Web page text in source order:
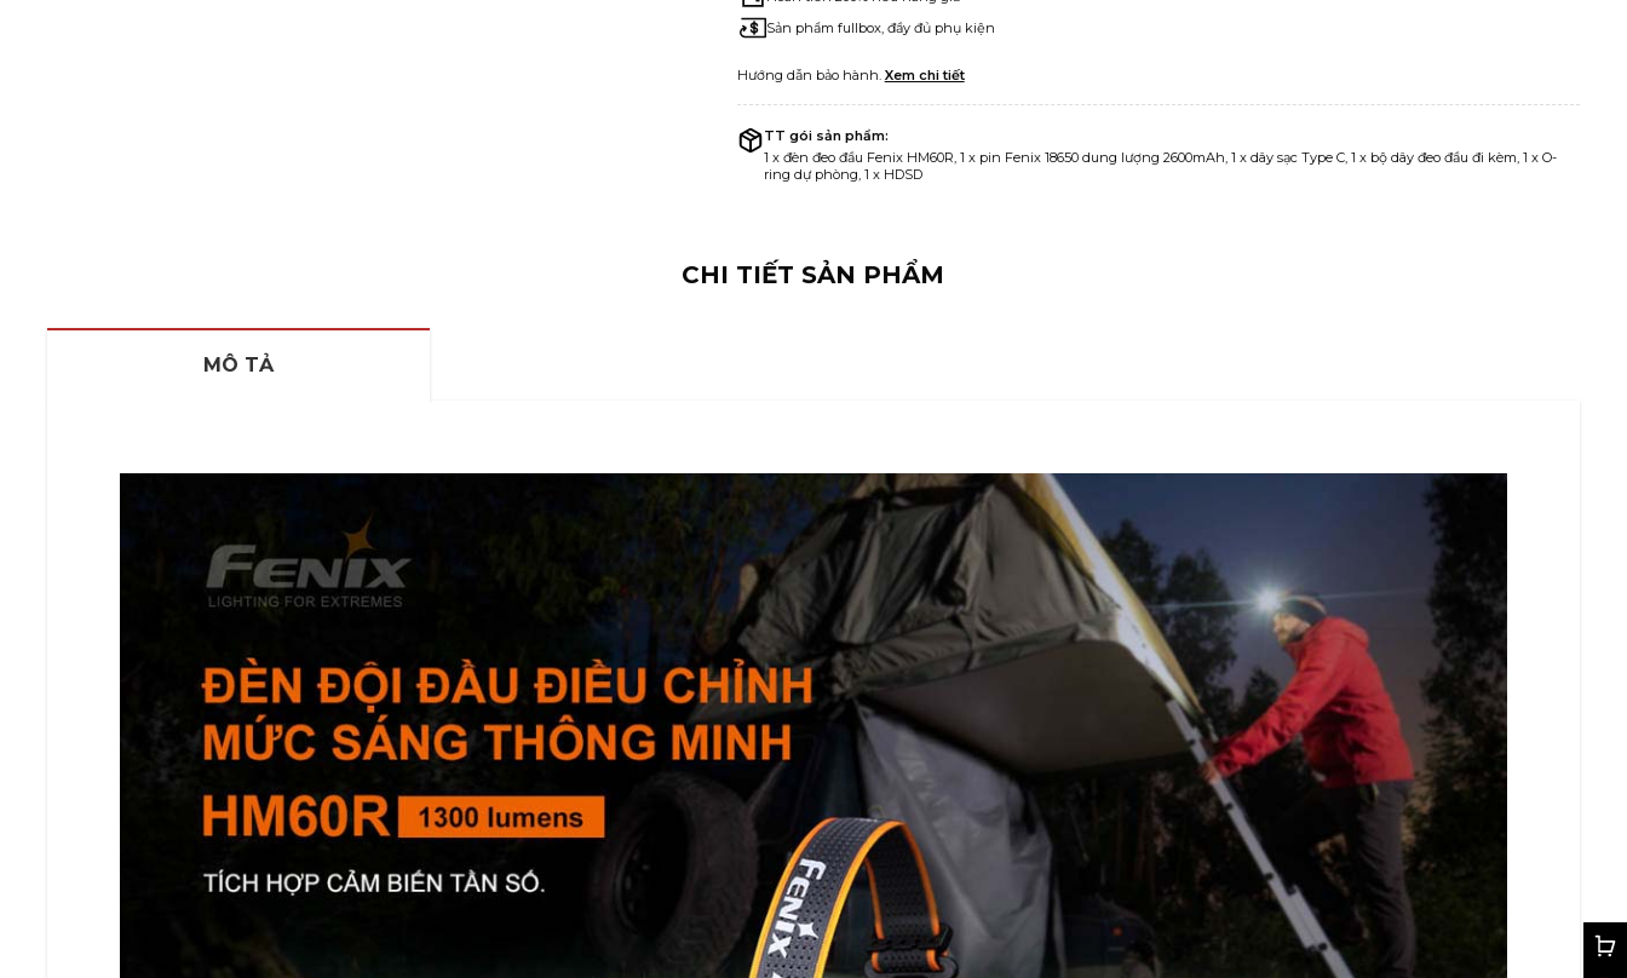
Sản phẩm fullbox, đầy đủ phụ kiện
Hướng dẫn bảo hành. Xem chi tiết
TT gói sản phẩm:
1 x đèn đeo đầu Fenix HM60R, 1 x pin Fenix 18650 dung lượng 2600mAh, 1 x dây sạc Type C, 1 x bộ dây đeo đầu đi kèm, 1 x O-
ring dự phòng, 1 x HDSD
CHI TIẾT SẢN PHẨM
MÔ TẢ